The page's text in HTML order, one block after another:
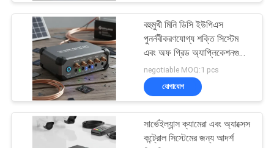
পাওয়ার ইনভার্টার হোম ডিপো
বহুমুখী মিনি ডিসি ইউপিএস
পুনর্নবীকরণযোগ্য শক্তি সিস্টেম
এবং অফ গ্রিড অ্যাপ্লিকেশনগুলির
জন্য ডিজাইন করা হয়েছে যা
নির্ভরযোগ্য শক্তি ব্যাকআপ
সরবরাহ করে
negotiable MOQ:1 pcs
যোগাযোগ
সার্ভেইল্যান্স ক্যামেরা এবং অ্যাক্সেস
কন্ট্রোল সিস্টেমের জন্য আদর্শ